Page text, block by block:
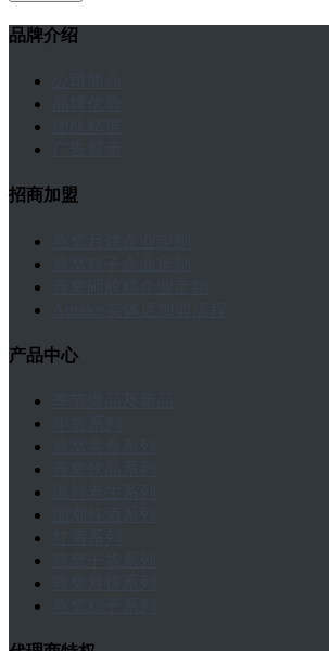
品牌介绍
招商加盟
产品中心